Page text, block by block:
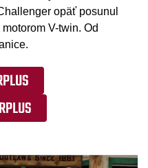
opäť posunul
V-twin. Od